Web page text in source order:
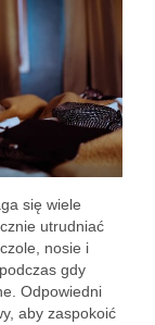
się wiele
utrudniać
nosie i
gdy
Odpowiedni
aby zaspokoić